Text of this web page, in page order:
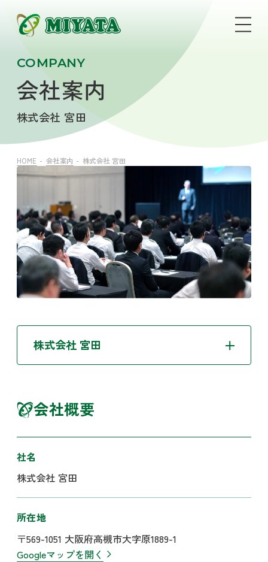
COMPANY
会社案内
株式会社 宮田
HOME 会社案内 株式会社 宮田
株式会社 宮田
会社概要
社名
株式会社 宮田
所在地
〒569-1051 大阪府高槻市大字原1889-1
Googleマップを開く